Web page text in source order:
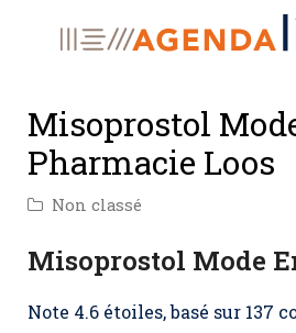
Misoprostol
Pharmacie Loos
Non classé
Misoprostol Mode
Note 4.6 étoiles, basé sur 137